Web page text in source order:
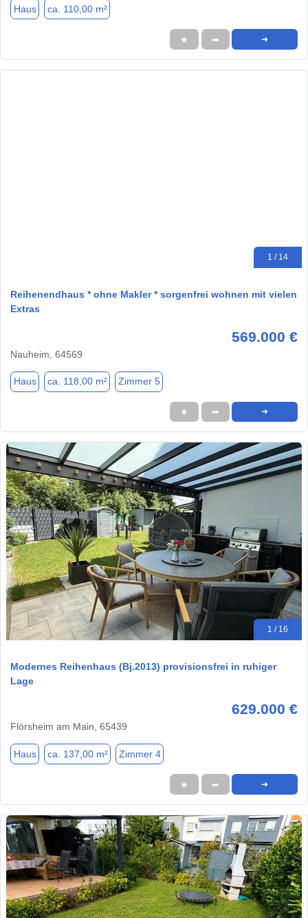
Haus ca. 110,00 m²
★ ➦ ➜
1 / 14
Reihenendhaus * ohne Makler * sorgenfrei wohnen mit vielen
Extras
569.000 €
Nauheim, 64569
Haus ca. 118,00 m² Zimmer 5
★ ➦ ➜
1 / 16
Modernes Reihenhaus (Bj.2013) provisionsfrei in ruhiger
Lage
629.000 €
Flörsheim am Main, 65439
Haus ca. 137,00 m² Zimmer 4
★ ➦ ➜